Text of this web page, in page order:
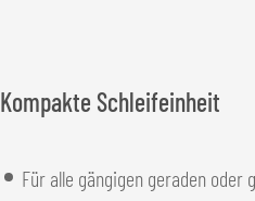
Kompakte Schleifeinheit
Für alle gängigen geraden oder